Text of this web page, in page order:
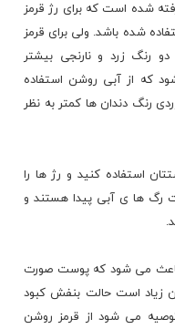
شده است که برای رژ قرمز
شده باشد. ولی برای قرمز
رنگ زرد و نارنجی بیشتر
که از آبی روشن استفاده
رنگ دندان ها کمتر به نظر
استفاده کنید و رژ ها را
رگ ها ی آبی پیدا هستند و
باعث می شود که پوست صورت
زیاد است حالت بنفش کبود
می شود از قرمز روشن